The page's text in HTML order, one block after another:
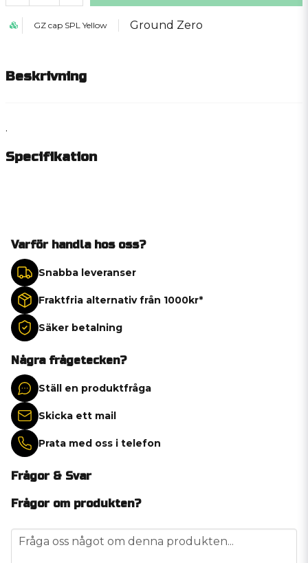
GZ cap SPL Yellow Ground Zero
Beskrivning
.
Specifikation
Varför handla hos oss?
Snabba leveranser
Fraktfria alternativ från 1000kr*
Säker betalning
Några frågetecken?
Ställ en produktfråga
Skicka ett mail
Prata med oss i telefon
Frågor & Svar
Frågor om produkten?
question
Fråga oss något om denna produkten...